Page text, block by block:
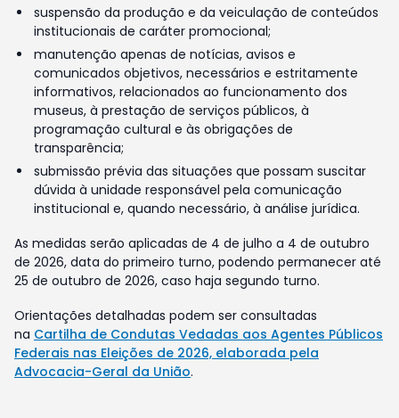
suspensão da produção e da veiculação de conteúdos
institucionais de caráter promocional;
manutenção apenas de notícias, avisos e
comunicados objetivos, necessários e estritamente
informativos, relacionados ao funcionamento dos
museus, à prestação de serviços públicos, à
programação cultural e às obrigações de
transparência;
submissão prévia das situações que possam suscitar
dúvida à unidade responsável pela comunicação
institucional e, quando necessário, à análise jurídica.
As medidas serão aplicadas de 4 de julho a 4 de outubro
de 2026, data do primeiro turno, podendo permanecer até
25 de outubro de 2026, caso haja segundo turno.
Orientações detalhadas podem ser consultadas
na Cartilha de Condutas Vedadas aos Agentes Públicos
Federais nas Eleições de 2026, elaborada pela
Advocacia-Geral da União.